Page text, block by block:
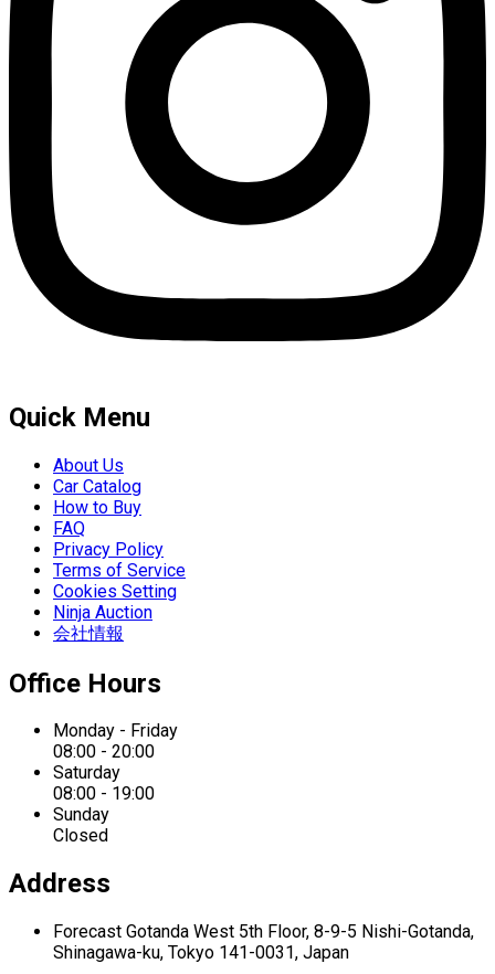
Quick Menu
About Us
Car Catalog
How to Buy
FAQ
Privacy Policy
Terms of Service
Cookies Setting
Ninja Auction
会社情報
Office Hours
Monday - Friday
08:00 - 20:00
Saturday
08:00 - 19:00
Sunday
Closed
Address
Forecast Gotanda West 5th Floor, 8-9-5 Nishi-Gotanda,
Shinagawa-ku, Tokyo 141-0031, Japan